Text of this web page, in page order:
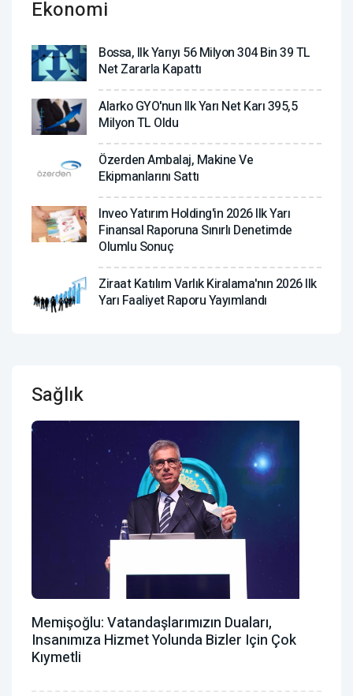
Ekonomi
Bossa, Ilk Yarıyı 56 Milyon 304 Bin 39 TL
Net Zararla Kapattı
Alarko GYO'nun Ilk Yarı Net Karı 395,5
Milyon TL Oldu
Özerden Ambalaj, Makine Ve
Ekipmanlarını Sattı
Inveo Yatırım Holding'in 2026 Ilk Yarı
Finansal Raporuna Sınırlı Denetimde
Olumlu Sonuç
Ziraat Katılım Varlık Kiralama'nın 2026 Ilk
Yarı Faaliyet Raporu Yayımlandı
Sağlık
Memişoğlu: Vatandaşlarımızın Duaları,
Insanımıza Hizmet Yolunda Bizler Için Çok
Kıymetli